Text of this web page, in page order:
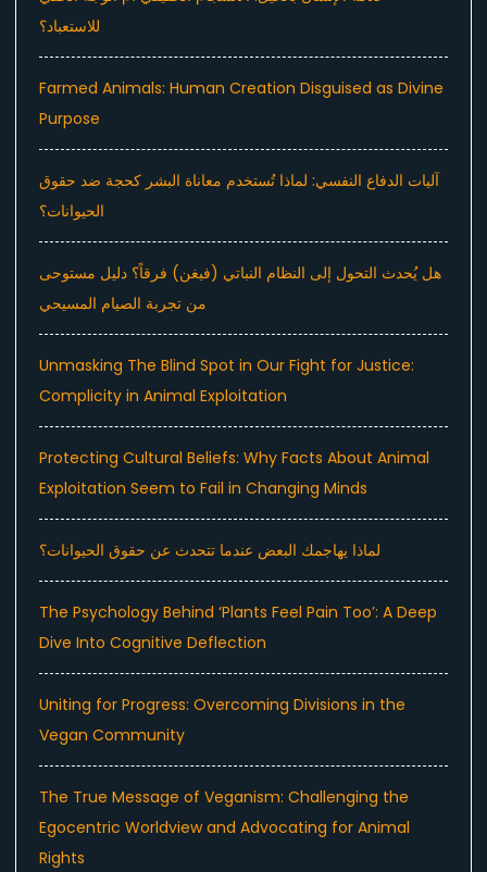
للاستعباد؟
Farmed Animals: Human Creation Disguised as Divine
Purpose
آليات الدفاع النفسي: لماذا تُستخدم معاناة البشر كحجة ضد حقوق
الحيوانات؟
هل يُحدث التحول إلى النظام النباتي (فيغن) فرقاً؟ دليل مستوحى
من تجربة الصيام المسيحي
Unmasking The Blind Spot in Our Fight for Justice:
Complicity in Animal Exploitation
Protecting Cultural Beliefs: Why Facts About Animal
Exploitation Seem to Fail in Changing Minds
لماذا يهاجمك البعض عندما تتحدث عن حقوق الحيوانات؟
The Psychology Behind ‘Plants Feel Pain Too’: A Deep
Dive Into Cognitive Deflection
Uniting for Progress: Overcoming Divisions in the
Vegan Community
The True Message of Veganism: Challenging the
Egocentric Worldview and Advocating for Animal
Rights